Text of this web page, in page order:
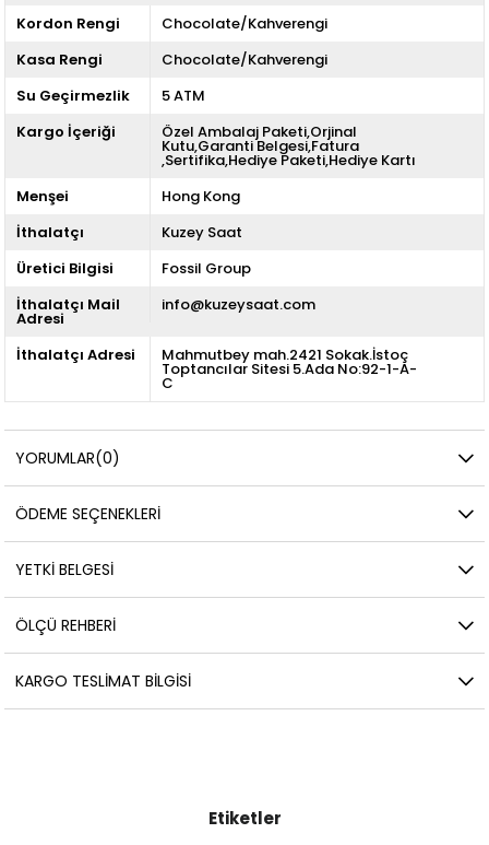
Kordon Rengi
Chocolate/Kahverengi
Kasa Rengi
Chocolate/Kahverengi
Su Geçirmezlik
5 ATM
Kargo İçeriği
Özel Ambalaj Paketi,Orjinal
Kutu,Garanti Belgesi,Fatura
,Sertifika,Hediye Paketi,Hediye Kartı
Menşei
Hong Kong
İthalatçı
Kuzey Saat
Üretici Bilgisi
Fossil Group
İthalatçı Mail
Adresi
info@kuzeysaat.com
İthalatçı Adresi Mahmutbey mah.2421 Sokak.İstoç
Toptancılar Sitesi 5.Ada No:92-1-A-
C
YORUMLAR(0)
ÖDEME SEÇENEKLERI
YETKİ BELGESİ
ÖLÇÜ REHBERI
KARGO TESLIMAT BILGISI
Etiketler